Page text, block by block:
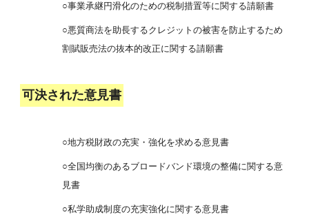
○事業承継円滑化のための税制措置等に関する請願書
○悪質商法を助長するクレジットの被害を防止するため
割賦販売法の抜本的改正に関する請願書
可決された意見書
○地方税財政の充実・強化を求める意見書
○全国均衡のあるブロードバンド環境の整備に関する意
見書
○私学助成制度の充実強化に関する意見書